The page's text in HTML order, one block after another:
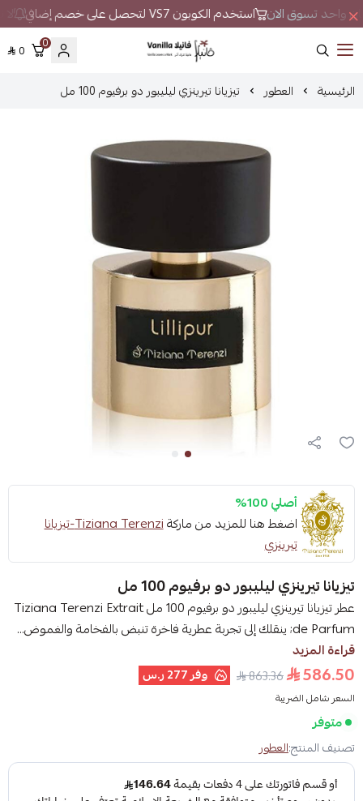
واحد تسوق الان استخدم الكوبون VS7 لتحصل على خصم إضافي لا
فانيلا
0
0
الرئيسية العطور تيزيانا تيرينزي ليليبور دو برفيوم 100 مل
أصلي 100%
اضغط هنا للمزيد من ماركة
Tiziana Terenzi-تيزيانا
تيرينزي
تيزيانا تيرينزي ليليبور دو برفيوم 100 مل
عطر تيزيانا تيرينزي ليليبور دو برفيوم 100 مل Tiziana Terenzi Extrait
de Parfum; ينقلك إلى تجربة عطرية فاخرة تنبض بالفخامة والغموض...
قراءة المزيد
586.50
863.36 وفر277 ر.س
السعر شامل الضريبة
متوفر
تصنيف المنتج:العطور